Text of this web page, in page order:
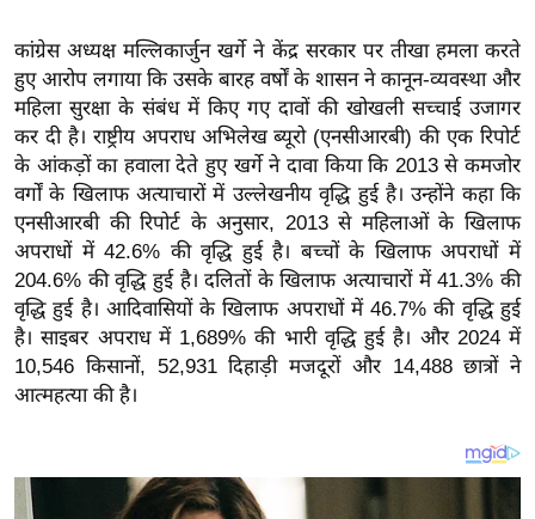
शे
ष
ज्ञ
रा
य
ब
ज
ट
खे
ल
क्रि
के
I
P
कांग्रेस अध्यक्ष मल्लिकार्जुन खर्गे ने केंद्र सरकार पर तीखा हमला करते
हुए आरोप लगाया कि उसके बारह वर्षों के शासन ने कानून-व्यवस्था और
महिला सुरक्षा के संबंध में किए गए दावों की खोखली सच्चाई उजागर
कर दी है। राष्ट्रीय अपराध अभिलेख ब्यूरो (एनसीआरबी) की एक रिपोर्ट
के आंकड़ों का हवाला देते हुए खर्गे ने दावा किया कि 2013 से कमजोर
वर्गों के खिलाफ अत्याचारों में उल्लेखनीय वृद्धि हुई है। उन्होंने कहा कि
एनसीआरबी की रिपोर्ट के अनुसार, 2013 से महिलाओं के खिलाफ
अपराधों में 42.6% की वृद्धि हुई है। बच्चों के खिलाफ अपराधों में
204.6% की वृद्धि हुई है। दलितों के खिलाफ अत्याचारों में 41.3% की
वृद्धि हुई है। आदिवासियों के खिलाफ अपराधों में 46.7% की वृद्धि हुई
है। साइबर अपराध में 1,689% की भारी वृद्धि हुई है। और 2024 में
10,546 किसानों, 52,931 दिहाड़ी मजदूरों और 14,488 छात्रों ने
आत्महत्या की है।